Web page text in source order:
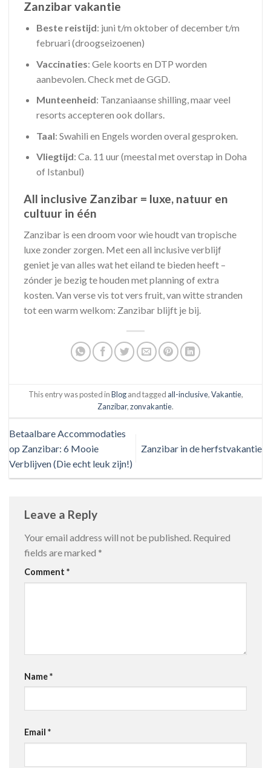
Zanzibar vakantie
Beste reistijd: juni t/m oktober of december t/m
februari (droogseizoenen)
Vaccinaties: Gele koorts en DTP worden
aanbevolen. Check met de GGD.
Munteenheid: Tanzaniaanse shilling, maar veel
resorts accepteren ook dollars.
Taal: Swahili en Engels worden overal gesproken.
Vliegtijd: Ca. 11 uur (meestal met overstap in Doha
of Istanbul)
All inclusive Zanzibar = luxe, natuur en
cultuur in één
Zanzibar is een droom voor wie houdt van tropische
luxe zonder zorgen. Met een all inclusive verblijf
geniet je van alles wat het eiland te bieden heeft –
zónder je bezig te houden met planning of extra
kosten. Van verse vis tot vers fruit, van witte stranden
tot een warm welkom: Zanzibar blijft je bij.
This entry was posted inBlogand tagged all-inclusive,Vakantie,
Zanzibar,zonvakantie.
Betaalbare Accommodaties
op Zanzibar: 6 Mooie
Verblijven (Die echt leuk zijn!)
Zanzibar in de herfstvakantie
Leave a Reply
Your email address will not be published. Required
fields are marked *
Comment *
Name*
Email *